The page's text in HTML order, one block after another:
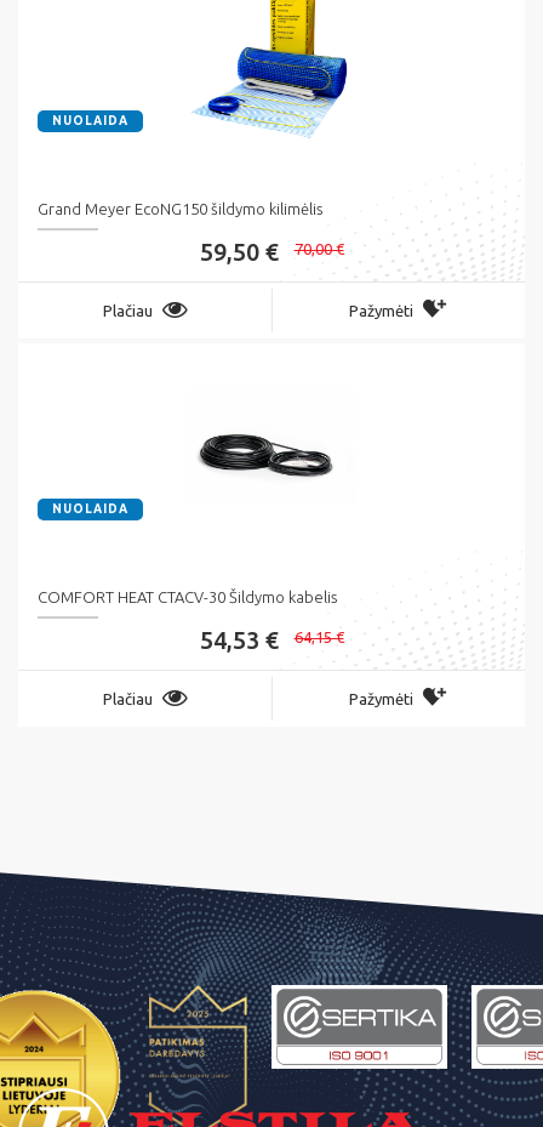
NUOLAIDA
Grand Meyer EcoNG150 šildymo kilimėlis
59,50 € 70,00 €
Plačiau Pažymėti
NUOLAIDA
COMFORT HEAT CTACV-30 Šildymo kabelis
54,53 € 64,15 €
Plačiau Pažymėti